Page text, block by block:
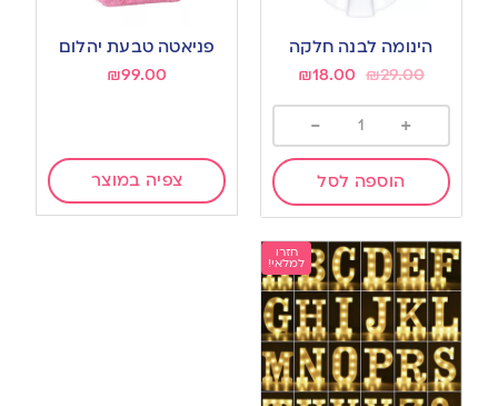
הינומה לבנה חלקה
₪29.00
₪18.00
+
-
הוספה לסל
פניאטה טבעת יהלום
₪99.00
צפיה במוצר
חזרו
למלאי!